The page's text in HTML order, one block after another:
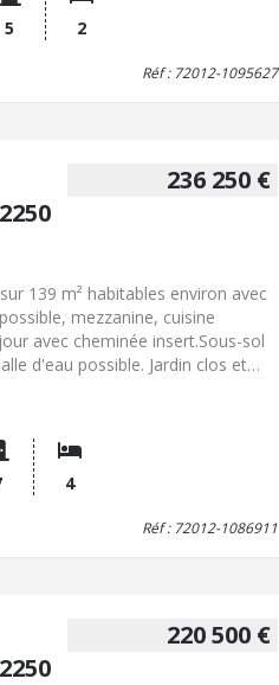
5 2
Réf : 72012-1095627
236 250 €
139 m² habitables environ avec
mezzanine, cuisine
avec cheminée insert.Sous-sol
d'eau possible. Jardin clos et
4
Réf : 72012-1086911
220 500 €